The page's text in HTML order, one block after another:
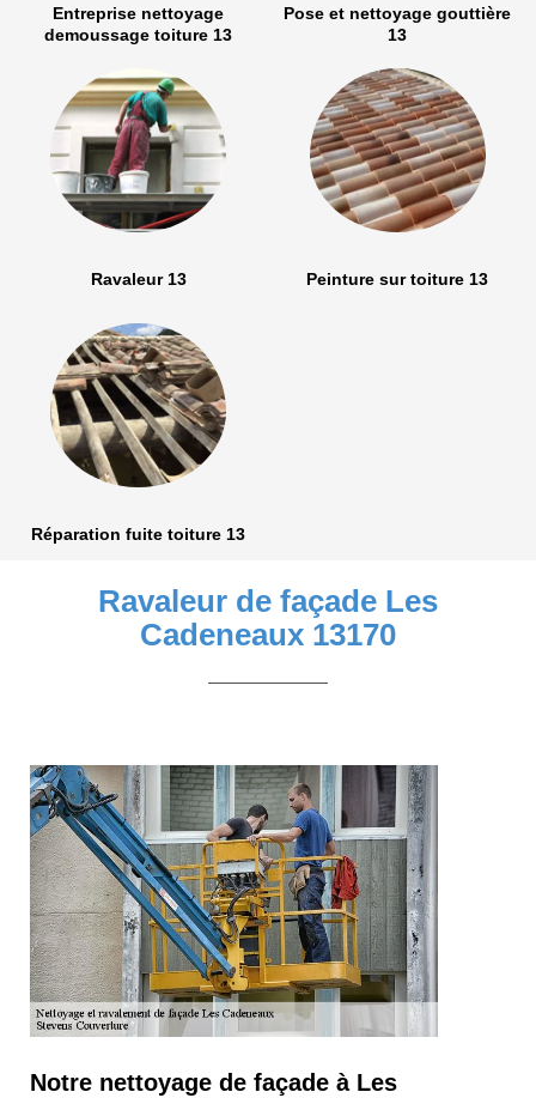
Entreprise nettoyage
demoussage toiture 13
Pose et nettoyage gouttière
13
Ravaleur 13 Peinture sur toiture 13
Réparation fuite toiture 13
Ravaleur de façade Les
Cadeneaux 13170
Notre nettoyage de façade à Les